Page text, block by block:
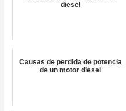
diesel
Causas de perdida de potencia
de un motor diesel